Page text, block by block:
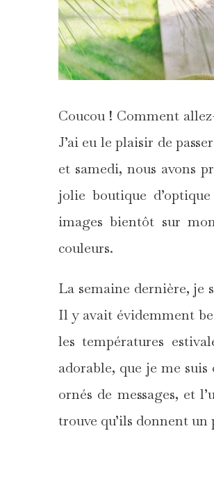
Coucou ! Comment
J’ai eu le plaisir de
et samedi, nous avons
jolie boutique
images bientôt sur
couleurs.
La semaine dernière, je
Il y avait évidemment
les températures
adorable, que je me suis
ornés de messages, et
trouve qu’ils donnent un